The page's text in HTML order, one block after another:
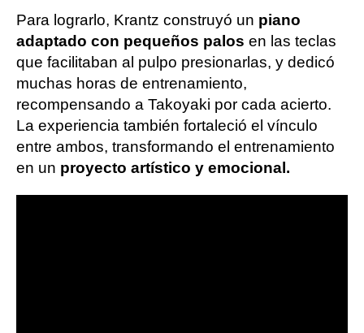
Para lograrlo, Krantz construyó un piano
adaptado con pequeños palos en las teclas
que facilitaban al pulpo presionarlas, y dedicó
muchas horas de entrenamiento,
recompensando a Takoyaki por cada acierto.
La experiencia también fortaleció el vínculo
entre ambos, transformando el entrenamiento
en un proyecto artístico y emocional.